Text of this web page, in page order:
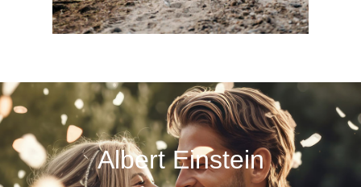
Albert Einstein